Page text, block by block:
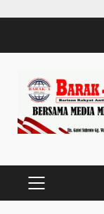
PRIMARY
MENU